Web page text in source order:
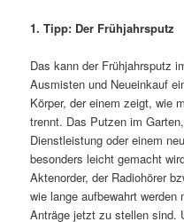
1. Tipp: Der Frühjahrsputz
Das kann der Frühjahrsputz
Ausmisten und Neueinkauf
Körper, der einem zeigt, wie
trennt. Das Putzen im
Dienstleistung oder einem
besonders leicht gemacht
Aktenorder, der Radiohörer
wie lange aufbewahrt
Anträge jetzt zu stellen sind.